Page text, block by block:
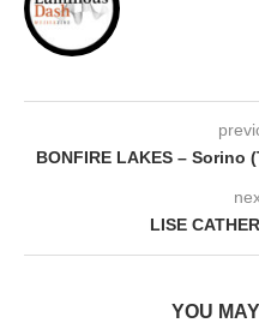
BONFIRE LAKES –
LISE
YOU